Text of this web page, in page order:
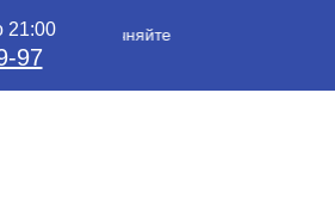
21:00
97